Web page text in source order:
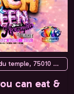
77, rue du faubourg du temple, 75010 Paris, France
can eat &